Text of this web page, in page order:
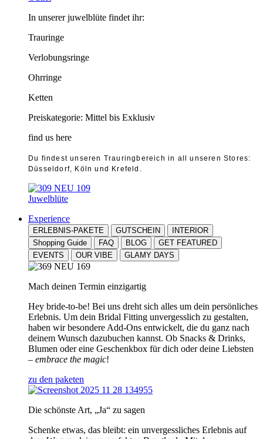
In unserer juwelblüte findet ihr:
Trauringe
Verlobungsringe
Ohrringe
Ketten
Preiskategorie: Mittel bis Exklusiv
find us here
Du findest unseren Trauringbereich in all unseren Stores:
Düsseldorf, Köln und Krefeld.
Juwelblüte
Experience
ERLEBNIS-PAKETE GUTSCHEIN
INTERIOR
Shopping Guide
FAQ BLOG
GET FEATURED
EVENTS
OUR VIBE GLAMY DAYS
Mach deinen Termin einzigartig
Hey bride-to-be! Bei uns dreht sich alles um dein persönliches
Erlebnis. Um dein Bridal Fitting unvergesslich zu gestalten,
haben wir besondere Add-Ons entwickelt, die du ganz nach
deinem Wunsch dazubuchen kannst. Ob Snacks & Drinks,
Blumen oder eine Geschenkbox für dich oder deine Liebsten
– embrace the magic!
zu den paketen
Die schönste Art, „Ja“ zu sagen
Schenke etwas, das bleibt: ein unvergessliches Erlebnis auf